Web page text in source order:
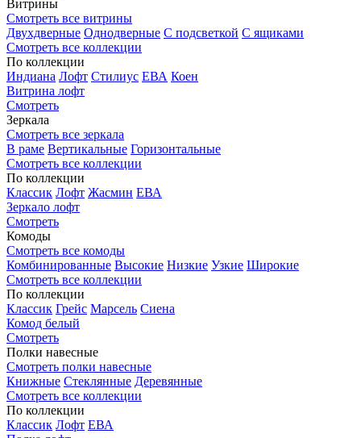
Витрины
Смотреть все витрины
Двухдверные Однодверные С подсветкой С ящиками
Смотреть все коллекции
По коллекции
Индиана Лофт Стилиус ЕВА Коен
Витрина лофт
Смотреть
Зеркала
Смотреть все зеркала
В раме Вертикальные Горизонтальные
Смотреть все коллекции
По коллекции
Классик Лофт Жасмин ЕВА
Зеркало лофт
Смотреть
Комоды
Смотреть все комоды
Комбинированные Высокие Низкие Узкие Широкие
Смотреть все коллекции
По коллекции
Классик Грейс Марсель Сиена
Комод белый
Смотреть
Полки навесные
Смотреть полки навесные
Книжные Стеклянные Деревянные
Смотреть все коллекции
По коллекции
Классик Лофт ЕВА